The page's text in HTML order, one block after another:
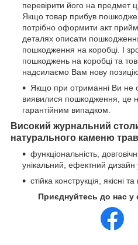
перевірити його на предмет
Якщо товар прибув
потрібно оформити акт
деталях описати
пошкодження на коробці. І
пошкоджень на коробці та
надсилаємо Вам нову
Якщо при отриманні Ви не
виявилися пошкодження, це
гарантійним випадком.
Високий журнальний
натурального каменю
функціональність,
унікальний, ефектний дизайн
стійка конструкція, якісні
Приєднуйтесь до нас у